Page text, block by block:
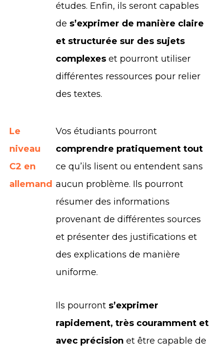
études. Enfin, ils seront capables
de s’exprimer de manière claire
et structurée sur des sujets
complexes et pourront utiliser
différentes ressources pour relier
des textes.
Le
niveau
C2 en
allemand
Vos étudiants pourront
comprendre pratiquement tout
ce qu’ils lisent ou entendent sans
aucun problème. Ils pourront
résumer des informations
provenant de différentes sources
et présenter des justifications et
des explications de manière
uniforme.
Ils pourront s’exprimer
rapidement, très couramment et
avec précision et être capable de